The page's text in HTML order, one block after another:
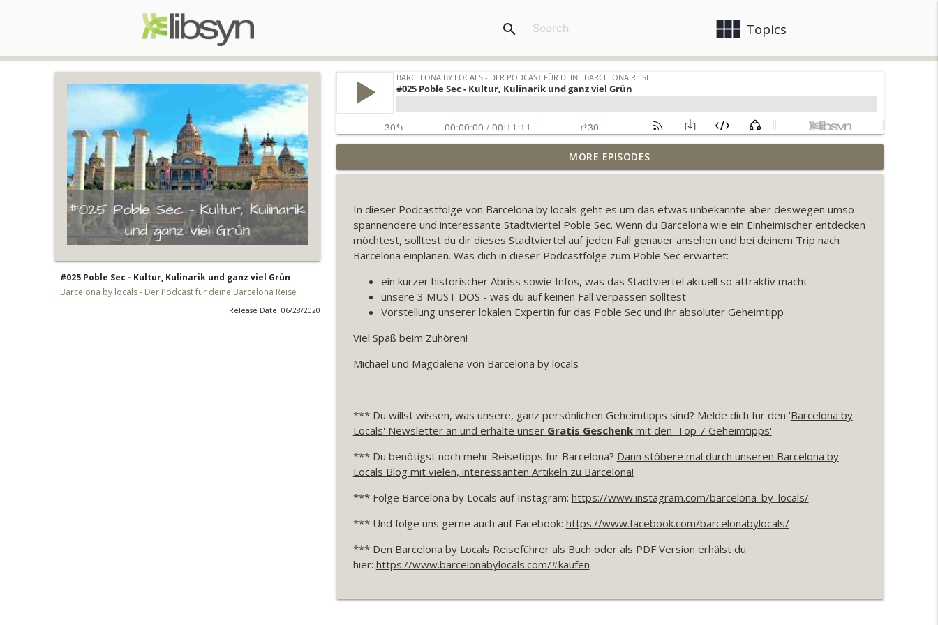
view_module Topics
search
#025 Poble Sec - Kultur, Kulinarik und ganz viel Grün
Barcelona by locals - Der Podcast für deine Barcelona Reise
Release Date: 06/28/2020
#044 Sagrada Familia: Die besten Tipps für euren Besuch
Barcelona by locals - Der Podcast für deine Barcelona Reise info_outline
#043 Sants & Les Corts - Barcelonas unentdeckte Stadtviertel
Barcelona by locals - Der Podcast für deine Barcelona Reise info_outline
#042 Paella essen in Barcelona – Unsere Insidertipps
Barcelona by locals - Der Podcast für deine Barcelona Reise
#41 Interview mit Sylvia: ein authentischer Reisebericht einer Barcelona-Reisenden
Barcelona by locals - Der Podcast für deine Barcelona Reise
#39 Die schönsten Ausflüge um Barcelona
Barcelona by locals - Der Podcast für deine Barcelona Reise
Barcelona by locals - Der Podcast für deine Barcelona Reise
#037 Poblenou - Das Stadtviertel der Startups
MORE EPISODES
In dieser Podcastfolge von Barcelona by locals geht es um das etwas unbekannte aber deswegen umso
spannendere und interessante Stadtviertel Poble Sec. Wenn du Barcelona wie ein Einheimischer entdecken
möchtest, solltest du dir dieses Stadtviertel auf jeden Fall genauer ansehen und bei deinem Trip nach
Barcelona einplanen. Was dich in dieser Podcastfolge zum Poble Sec erwartet:
ein kurzer historischer Abriss sowie Infos, was das Stadtviertel aktuell so attraktiv macht
unsere 3 MUST DOS - was du auf keinen Fall verpassen solltest
Vorstellung unserer lokalen Expertin für das Poble Sec und ihr absoluter Geheimtipp
Viel Spaß beim Zuhören!
Michael und Magdalena von Barcelona by locals
---
*** Du willst wissen, was unsere, ganz persönlichen Geheimtipps sind? Melde dich für den 'Barcelona by
Locals' Newsletter an und erhalte unser Gratis Geschenkmit den 'Top 7 Geheimtipps'
*** Du benötigst noch mehr Reisetipps für Barcelona? Dann stöbere mal durch unseren Barcelona by
Locals Blog mit vielen, interessanten Artikeln zu Barcelona!
*** Folge Barcelona by Locals auf Instagram: https://www.instagram.com/barcelona_by_locals/
*** Und folge uns gerne auch auf Facebook: https://www.facebook.com/barcelonabylocals/
*** Den Barcelona by Locals Reiseführer als Buch oder als PDF Version erhälst du
hier: https://www.barcelonabylocals.com/#kaufen